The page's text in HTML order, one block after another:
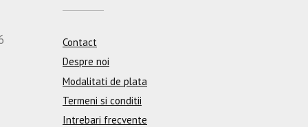
Contact
Despre noi
Modalitati de plata
Termeni si conditii
Intrebari frecvente